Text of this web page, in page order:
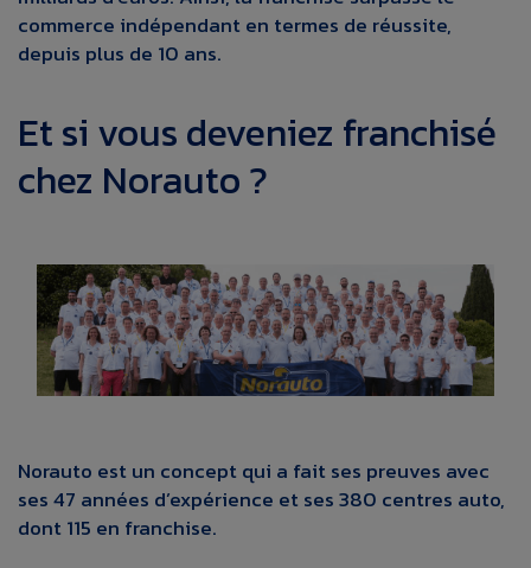
commerce indépendant en termes de réussite,
depuis plus de 10 ans.
Et si vous deveniez franchisé
chez Norauto ?
Norauto est un concept qui a fait ses preuves avec
ses 47 années d’expérience et ses 380 centres auto,
dont 115 en franchise.